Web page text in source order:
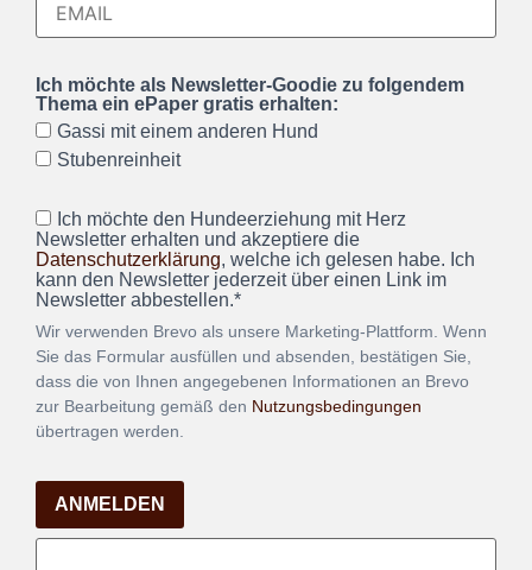
Ich möchte als Newsletter-Goodie zu folgendem
Thema ein ePaper gratis erhalten:
Gassi mit einem anderen Hund
Stubenreinheit
Ich möchte den Hundeerziehung mit Herz
Newsletter erhalten und akzeptiere die
Datenschutzerklärung, welche ich gelesen habe. Ich
kann den Newsletter jederzeit über einen Link im
Newsletter abbestellen.*
Wir verwenden Brevo als unsere Marketing-Plattform. Wenn
Sie das Formular ausfüllen und absenden, bestätigen Sie,
dass die von Ihnen angegebenen Informationen an Brevo
zur Bearbeitung gemäß den Nutzungsbedingungen
übertragen werden.
ANMELDEN